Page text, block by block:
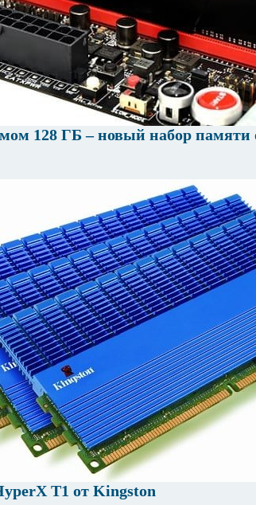
128 ГБ – новый набор
T1 от Kingston